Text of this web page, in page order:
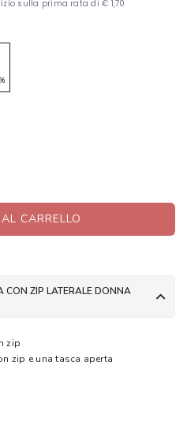
CARRELLO
CON ZIP LATERALE DONNA
zip
zip e una tasca aperta